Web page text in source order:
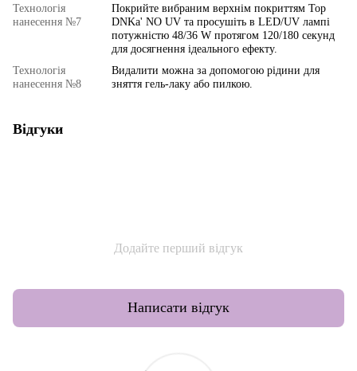
Технологія
нанесення №7
Покрийте вибраним верхнім покриттям Top
DNKa' NO UV та просушіть в LED/UV лампі
потужністю 48/36 W протягом 120/180 секунд
для досягнення ідеального ефекту.
Технологія
нанесення №8
Видалити можна за допомогою рідини для
зняття гель-лаку або пилкою.
Відгуки
Додайте перший відгук
Написати відгук